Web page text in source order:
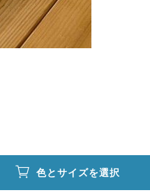
色とサイズを選択